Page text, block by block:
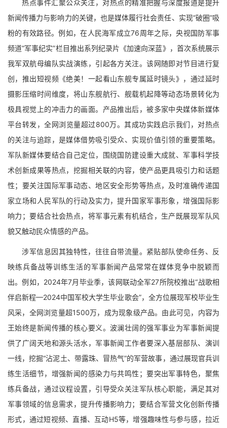
热点事件汇聚公众关注，对热点的精准把握与深度报道是提升
新闻传播力与影响力的关键，也是媒体履行社会责任、实现“破圈”吸
粉的有效路径。例如，在人民海军成立76周年之际，央视国防军事
频道“军事纪实”栏目推出系列纪录片《加速向深蓝》，首次系统展示
我军双航母编队实战演练，引起各方关注。该网随即对节目进行复
创，推出短视频《绝美！一起看山东舰专属延时镜头》，通过延时
摄影压缩时间维度，将山东舰航行、舰载机起降等动态场景转化为
极具视觉上的冲击力的画面。产品推出后，被多家中央媒体新媒体
平台转发，全网浏览量超过800万。其成功实践启示我们，对热点
的关注与追踪，是媒体借势吸引受众、实现价值引领的重要策略。
军队新媒体要结合自己定位，围绕国防建设重大成就、军事科学技
术创新成果等热点，挖掘相关联的内容，使产品更具吸引力和话题
性；要关注国际军事动态、地区安全形势等热点，及时准确传递国
家立场和人民军队的行动及实力，提升国家军事形象，增强国际影
响力；要结合社会热点，将军事元素有机结合，生产既展现军队风
貌又触动民众情感的产品。
涉军信息因其独特性，往往自带流量。紧贴部队使命任务、反
映练兵备战等训练生活的军事新闻产品常常在媒体竞争中脱颖而
出。例如，2024年7月毕业季，该网联动全军27所院校推出“战歌相
伴启新程—2024中国军校大学生毕业歌会”，全方位展现军校毕业生
风采，全网浏览量超1500万，成为现象级产品。由此可见，内容为
王始终是新闻传播的核心要义。波澜壮阔的强军事业为军事新闻提
供了广阔天地和源头活水，军事新闻工作者要深入基层部队、演训
一线，挖掘“沾泥土、带露珠、冒热气”的军营故事，通过展现官兵训
练生活细节，增强新闻的感染力与共鸣性；要突出军事特色，聚焦
练兵备战，通过议程设置，引导受众关注军队核心职能，满足其对
军事领域的信息需求，提升传播影响力；要结合军营文化创新传播
形式，通过短视频、直播、互动H5等，增强趣味性与参与感，拉近